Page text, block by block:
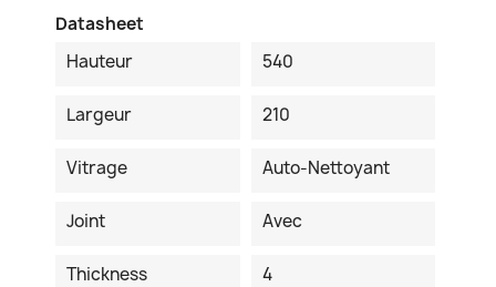
Datasheet
Hauteur
540
Largeur 210
Vitrage Auto-Nettoyant
Joint Avec
Thickness 4